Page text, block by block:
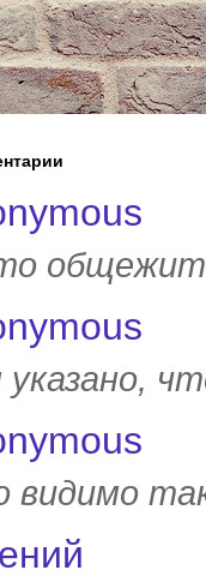
указано,